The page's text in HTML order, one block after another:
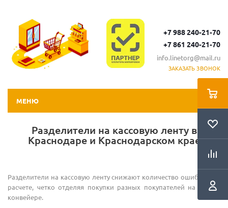
+7 988 240-21-70
+7 861 240-21-70
info.linetorg@mail.ru
ЗАКАЗАТЬ ЗВОНОК
МЕНЮ
Разделители на кассовую ленту в
Краснодаре и Краснодарском крае
Разделители на кассовую ленту снижают количество ошибок при
расчете, четко отделяя покупки разных покупателей на одном
конвейере.